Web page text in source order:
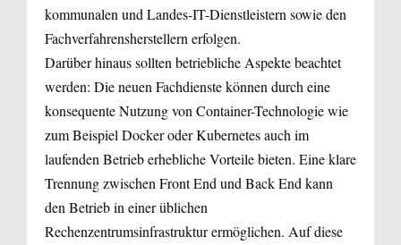
kommunalen und Landes-IT-Dienstleistern sowie den
Fachverfahrensherstellern erfolgen.
Darüber hinaus sollten betriebliche Aspekte beachtet
werden: Die neuen Fachdienste können durch eine
konsequente Nutzung von Container-Technologie wie
zum Beispiel Docker oder Kubernetes auch im
laufenden Betrieb erhebliche Vorteile bieten. Eine klare
Trennung zwischen Front End und Back End kann
den Betrieb in einer üblichen
Rechenzentrumsinfrastruktur ermöglichen. Auf diese